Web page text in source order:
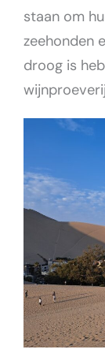
staan om
zeehonden
droog is